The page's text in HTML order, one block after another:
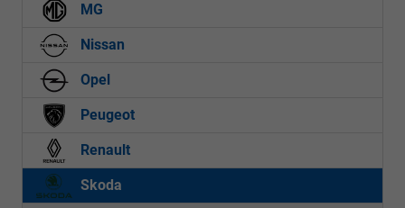
MG
Nissan
Opel
Peugeot
Renault
Skoda